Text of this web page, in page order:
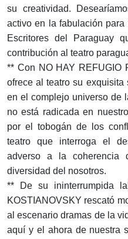
su creatividad.
activo en la fabulación
Escritores del Paraguay
contribución al teatro
** Con NO HAY REFUGIO
ofrece al teatro su
en el complejo universo de
no está radicada en
por el tobogán de los
teatro que interroga el
adverso a la
diversidad del nosotros.
** De su ininterrumpida
KOSTIANOVSKY rescató
al escenario dramas de la
aquí y el ahora de nuestra